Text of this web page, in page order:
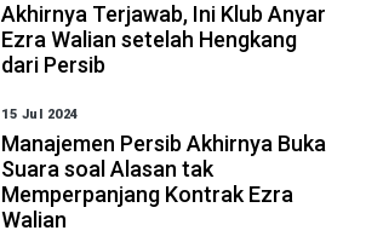
Akhirnya Terjawab, Ini Klub Anyar
Ezra Walian setelah Hengkang
dari Persib
15 Jul 2024
Manajemen Persib Akhirnya Buka
Suara soal Alasan tak
Memperpanjang Kontrak Ezra
Walian